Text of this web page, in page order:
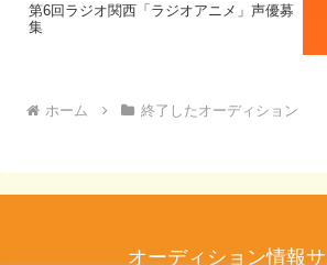
第6回ラジオ関西「ラジオアニメ」声優募
集
ホーム 終了したオーディション
オーディション情報サ